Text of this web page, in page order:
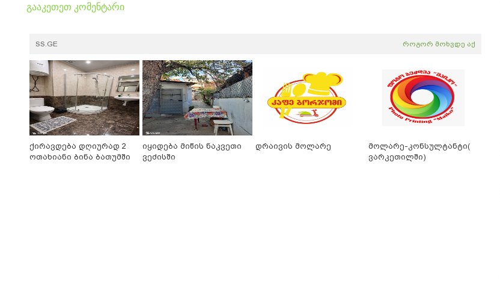
გააკეთეთ კომენტარი
SS.GE როგორ მოხვდე აქ
ქირავდება დღიურად 2
ოთახიანი ბინა ბათუმში
იყიდება მიწის ნაკვეთი
ვეძისში
დრაივის მოლარე
მოლარე-კონსულტანტი(
ვარკეთილში)